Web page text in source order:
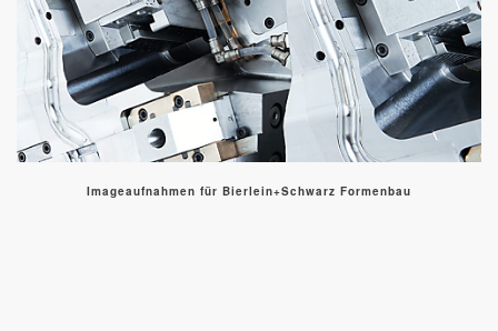
Imageaufnahmen für Bierlein+Schwarz Formenbau